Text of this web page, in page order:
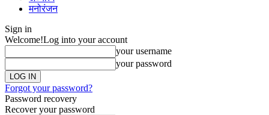
मनोरंजन
Sign in
Welcome!Log into your account
your username
your password
Forgot your password?
Password recovery
Recover your password